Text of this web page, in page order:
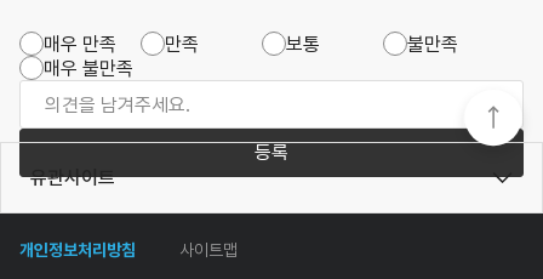
매우 만족 만족 보통
불만족
매우 불만족
등록
개인정보처리방침 사이트맵
유관사이트